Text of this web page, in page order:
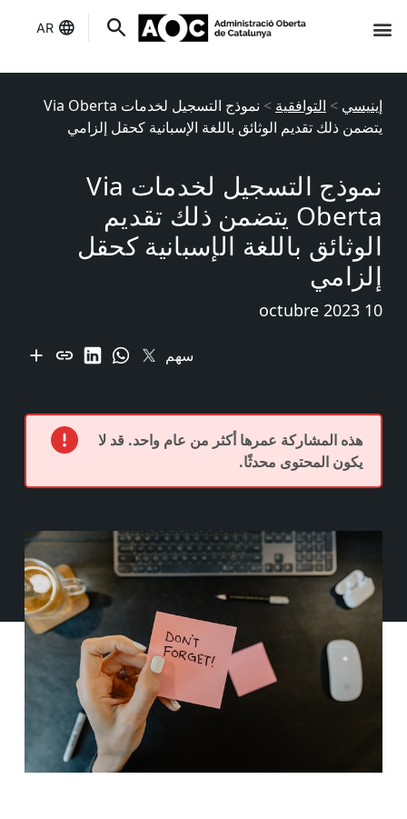
AR
إينيسي > التوافقية >
نموذج التسجيل لخدمات Via Oberta
يتضمن ذلك تقديم الوثائق باللغة الإسبانية كحقل إلزامي
نموذج التسجيل لخدمات Via
Oberta يتضمن ذلك تقديم
الوثائق باللغة الإسبانية كحقل
إلزامي
10 octubre 2023
سهم
هذه المشاركة عمرها أكثر من عام واحد. قد لا
يكون المحتوى محدثًا.